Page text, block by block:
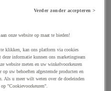
kapelhaspel
Verder zonder accepteren >
onze website op maat te bieden!
klikken, kan ons platform via cookies
informatie kunnen ons marketingteam
website meten en uw winkelvoorkeuren
uw behoeften afgestemde producten en
Als u meer wilt weten over de doeleinden
"Cookievoorkeuren".